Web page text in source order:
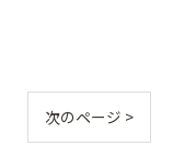
次のページ >